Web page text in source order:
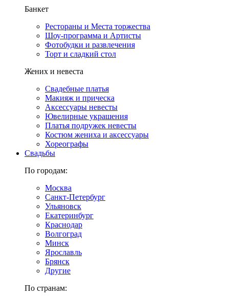
Банкет
Рестораны и Места торжества
Шоу-программа и Артисты
Фотобудки и развлечения
Торт и сладкий стол
Жених и невеста
Свадебные платья
Макияж и прическа
Аксессуары невесты
Ювелирные украшения
Платья подружек невесты
Костюм жениха и аксессуары
Хореографы
Свадьбы
По городам:
Москва
Санкт-Петербург
Ульяновск
Екатеринбург
Краснодар
Волгоград
Минск
Ярославль
Брянск
Другие
По странам: